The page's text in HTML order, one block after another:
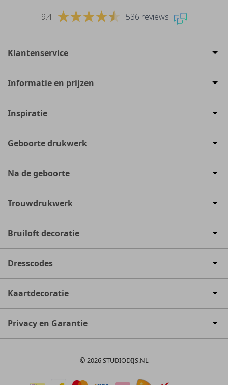
9.4 536 reviews
Klantenservice
Informatie en prijzen
Inspiratie
Geboorte drukwerk
Na de geboorte
Trouwdrukwerk
Bruiloft decoratie
Dresscodes
Kaartdecoratie
Privacy en Garantie
© 2026 STUDIODIJS.NL